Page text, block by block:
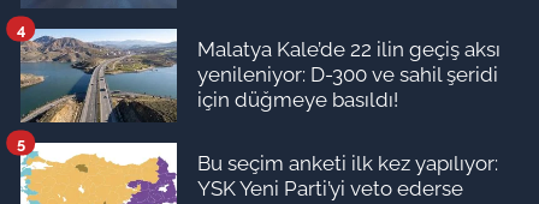
Malatya Kale’de 22 ilin geçiş aksı
yenileniyor: D-300 ve sahil şeridi
için düğmeye basıldı!
4
Bu seçim anketi ilk kez yapılıyor:
YSK Yeni Parti’yi veto ederse
5